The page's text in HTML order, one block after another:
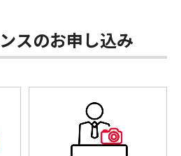
スのお申し込み